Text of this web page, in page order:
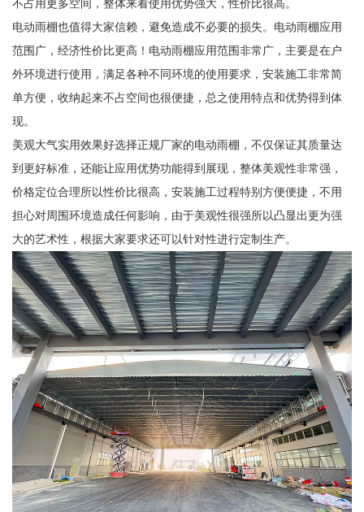
不占用更多空间，整体来看使用优势强大，性价比很高。
电动雨棚也值得大家信赖，避免造成不必要的损失。电动雨棚应用
范围广，经济性价比更高！电动雨棚应用范围非常广，主要是在户
外环境进行使用，满足各种不同环境的使用要求，安装施工非常简
单方便，收纳起来不占空间也很便捷，总之使用特点和优势得到体
现。
美观大气实用效果好选择正规厂家的电动雨棚，不仅保证其质量达
到更好标准，还能让应用优势功能得到展现，整体美观性非常强，
价格定位合理所以性价比很高，安装施工过程特别方便便捷，不用
担心对周围环境造成任何影响，由于美观性很强所以凸显出更为强
大的艺术性，根据大家要求还可以针对性进行定制生产。